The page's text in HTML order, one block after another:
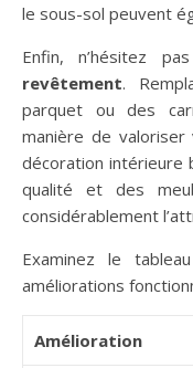
le sous-sol peuvent
Enfin, n’hésitez
revêtement.
parquet ou des
manière de
décoration intérieure
qualité et des
considérablement
Examinez le
améliorations
Amélioration